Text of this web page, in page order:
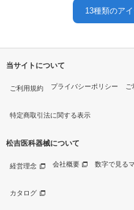
13種類のア
当サイトについて
ご利用規約 プライバシーポリシー
特定商取引法に関する表示
松吉医科器械について
経営理念 会社概要 数字で見る
カタログ